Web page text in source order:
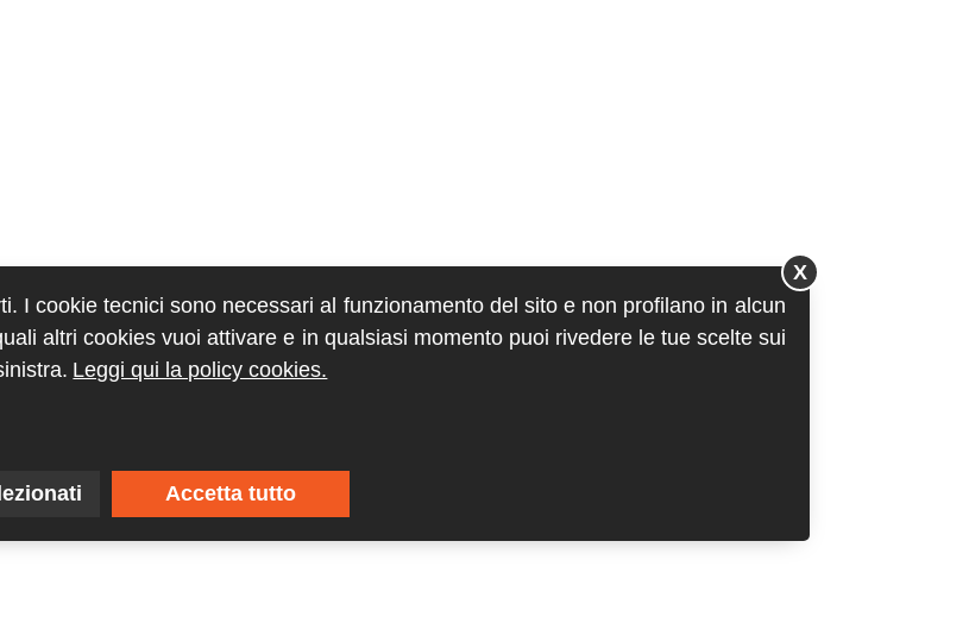
I cookie tecnici sono necessari al funzionamento del sito e non profilano in alcun
altri cookies vuoi attivare e in qualsiasi momento puoi rivedere le tue scelte sui
Leggi qui la policy cookies.
Accetta tutto
X